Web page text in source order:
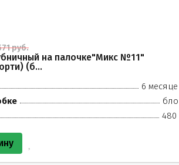
руб.
на палочке"Микс №11"
(б...
6
480